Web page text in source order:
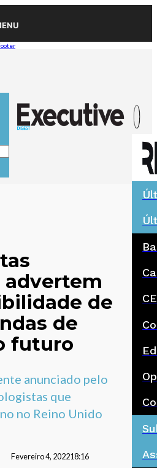
de
de
futuro
anunciado pelo
que
no Reino Unido
Fevereiro 4, 202218:16